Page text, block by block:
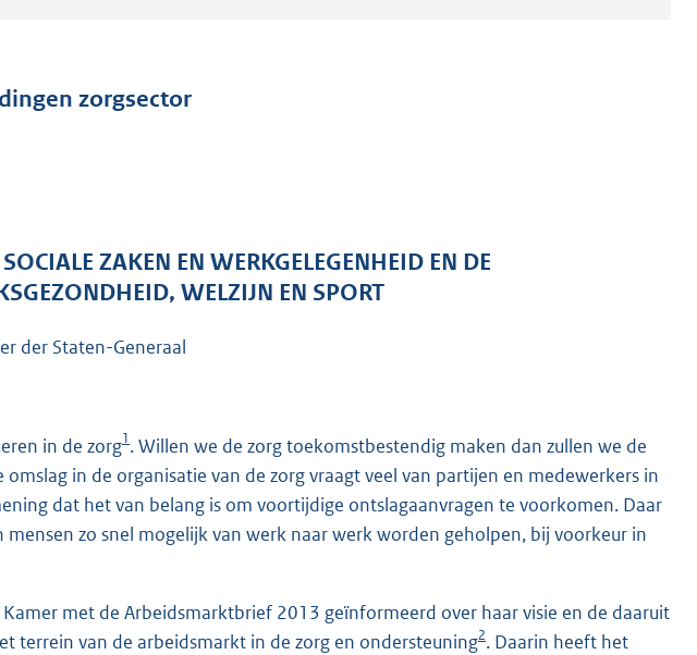
a
r
o
o
t
8
6
K
b
zorgsector
ZAKEN EN WERKGELEGENHEID EN DE
WELZIJN EN SPORT
der Staten-Generaal
in de zorg1. Willen we de zorg toekomstbestendig maken dan zullen we de
in de organisatie van de zorg vraagt veel van partijen en medewerkers in
dat het van belang is om voortijdige ontslagaanvragen te voorkomen. Daar
zo snel mogelijk van werk naar werk worden geholpen, bij voorkeur in
met de Arbeidsmarktbrief 2013 geïnformeerd over haar visie en de daaruit
terrein van de arbeidsmarkt in de zorg en ondersteuning2. Daarin heeft het